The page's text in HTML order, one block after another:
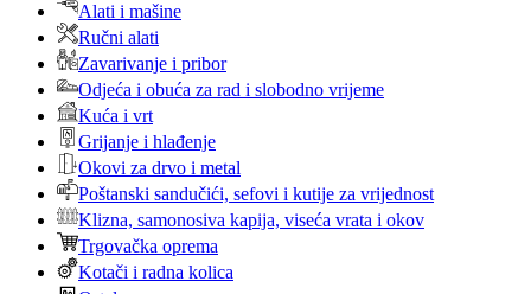
Alati i mašine
Ručni alati
Zavarivanje i pribor
Odjeća i obuća za rad i slobodno vrijeme
Kuća i vrt
Grijanje i hlađenje
Okovi za drvo i metal
Poštanski sandučići, sefovi i kutije za vrijednost
Klizna, samonosiva kapija, viseća vrata i okov
Trgovačka oprema
Kotači i radna kolica